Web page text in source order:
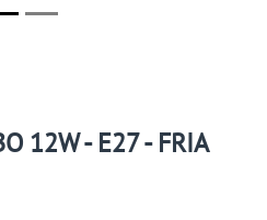
12W - E27 - FRIA